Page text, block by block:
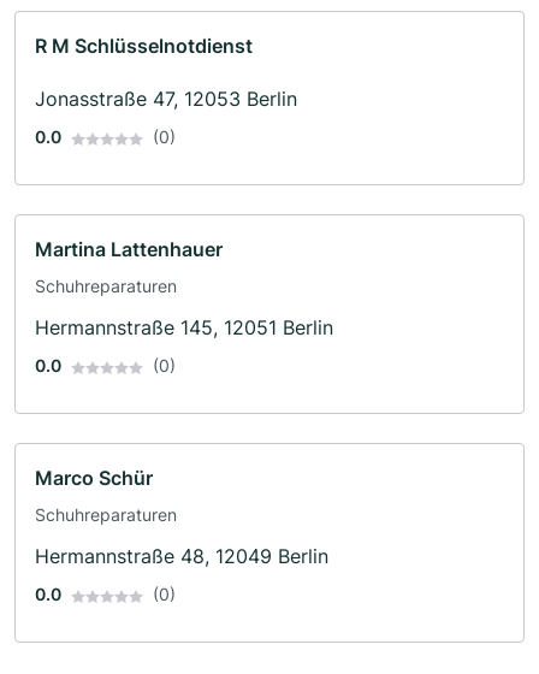
R M Schlüsselnotdienst
Jonasstraße 47, 12053 Berlin
0.0 (0)
Martina Lattenhauer
Schuhreparaturen
Hermannstraße 145, 12051 Berlin
0.0 (0)
Marco Schür
Schuhreparaturen
Hermannstraße 48, 12049 Berlin
0.0 (0)